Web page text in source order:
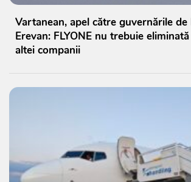
Vartanean, apel către guvernările de
Erevan: FLYONE nu trebuie
altei companii